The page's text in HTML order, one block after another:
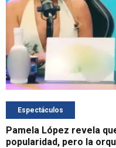
Espectáculos
Pamela López revela
popularidad, pero la